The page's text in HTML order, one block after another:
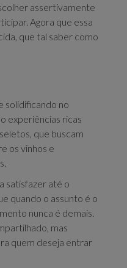
assertivamente
Agora que essa
que tal saber como
solidificando no
experiências ricas
que buscam
os vinhos e
satisfazer até o
quando o assunto é o
nunca é demais.
mas
quem deseja entrar